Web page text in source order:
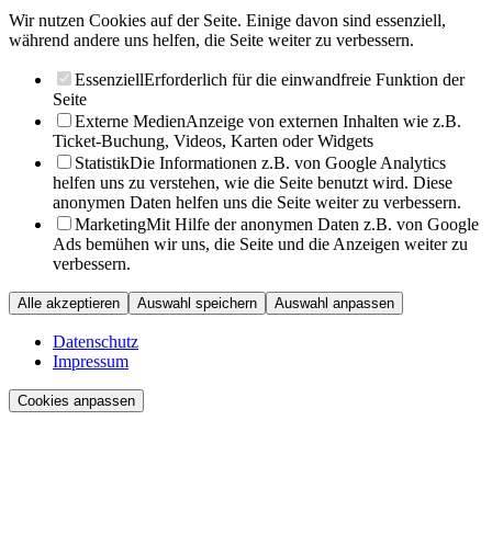
Wir nutzen Cookies auf der Seite. Einige davon sind essenziell,
während andere uns helfen, die Seite weiter zu verbessern.
EssenziellErforderlich für die einwandfreie Funktion der
Seite
Externe MedienAnzeige von externen Inhalten wie z.B.
Ticket-Buchung, Videos, Karten oder Widgets
StatistikDie Informationen z.B. von Google Analytics
helfen uns zu verstehen, wie die Seite benutzt wird. Diese
anonymen Daten helfen uns die Seite weiter zu verbessern.
MarketingMit Hilfe der anonymen Daten z.B. von Google
Ads bemühen wir uns, die Seite und die Anzeigen weiter zu
verbessern.
Alle akzeptieren Auswahl speichern Auswahl anpassen
Datenschutz
Impressum
Cookies anpassen